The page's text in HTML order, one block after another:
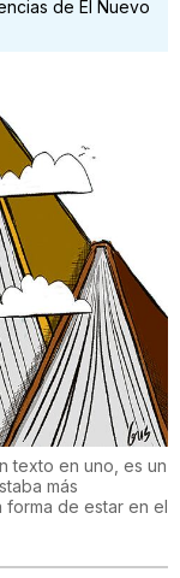
de El Nuevo
texto en uno, es un
más
forma de estar en el